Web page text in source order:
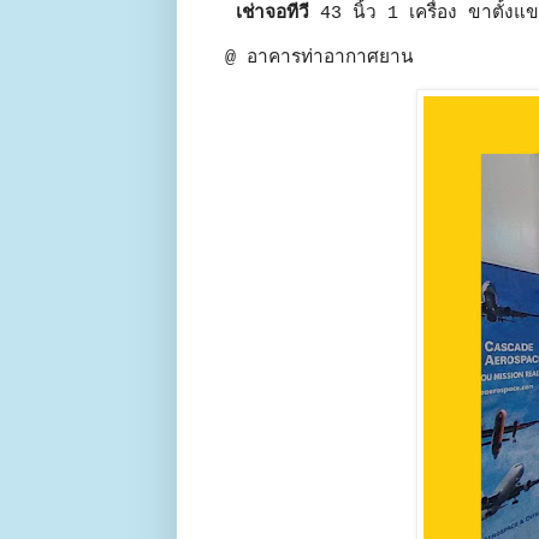
เช่าจอทีวี 43 นิ้ว 1 เครื่อง ขาตั้งแ
@ อาคารท่าอากาศยาน